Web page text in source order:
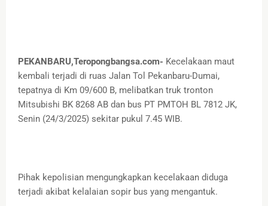
PEKANBARU,Teropongbangsa.com- Kecelakaan maut
kembali terjadi di ruas Jalan Tol Pekanbaru-Dumai,
tepatnya di Km 09/600 B, melibatkan truk tronton
Mitsubishi BK 8268 AB dan bus PT PMTOH BL 7812 JK,
Senin (24/3/2025) sekitar pukul 7.45 WIB.
Pihak kepolisian mengungkapkan kecelakaan diduga
terjadi akibat kelalaian sopir bus yang mengantuk.